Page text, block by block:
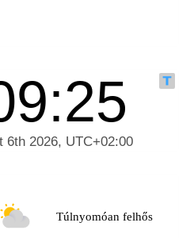
Túlnyomóan felhős